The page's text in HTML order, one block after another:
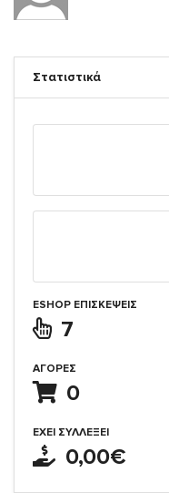
Στατιστικά
ESHOP ΕΠΙΣΚΈΨΕΙΣ
7
ΑΓΟΡΈΣ
0
ΈΧΕΙ ΣΥΛΛΈΞΕΙ
0,00€